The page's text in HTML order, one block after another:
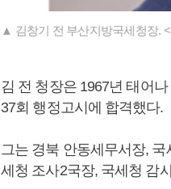
▲ 김창기 전 부산지방국세청장.
김 전 청장은 1967년 태어
37회 행정고시에 합격했다.
그는 경북 안동세무서장,
세청 조사2국장, 국세청 감